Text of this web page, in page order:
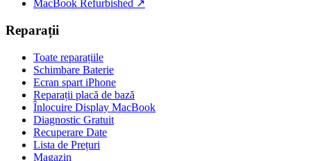
MacBook Refurbished ↗
Reparații
Toate reparațiile
Schimbare Baterie
Ecran spart iPhone
Reparații placă de bază
Înlocuire Display MacBook
Diagnostic Gratuit
Recuperare Date
Lista de Prețuri
Magazin